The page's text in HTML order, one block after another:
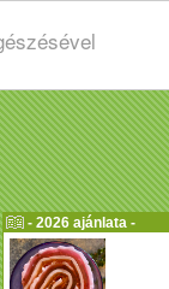
- 2026 ajánlata -